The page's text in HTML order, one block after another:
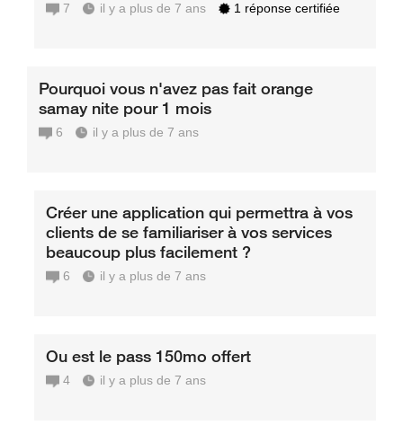
7 il y a plus de 7 ans 1 réponse certifiée
Pourquoi vous n'avez pas fait orange
samay nite pour 1 mois
6 il y a plus de 7 ans
Créer une application qui permettra à vos
clients de se familiariser à vos services
beaucoup plus facilement ?
6 il y a plus de 7 ans
Ou est le pass 150mo offert
4 il y a plus de 7 ans